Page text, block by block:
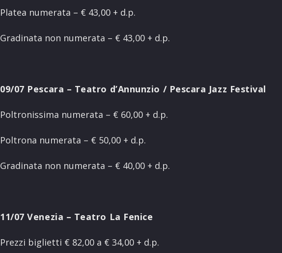
Platea numerata – € 43,00 + d.p.
Gradinata non numerata – € 43,00 + d.p.
09/07 Pescara – Teatro d’Annunzio / Pescara Jazz Festival
Poltronissima numerata – € 60,00 + d.p.
Poltrona numerata – € 50,00 + d.p.
Gradinata non numerata – € 40,00 + d.p.
11/07 Venezia – Teatro La Fenice
Prezzi biglietti € 82,00 a € 34,00 + d.p.